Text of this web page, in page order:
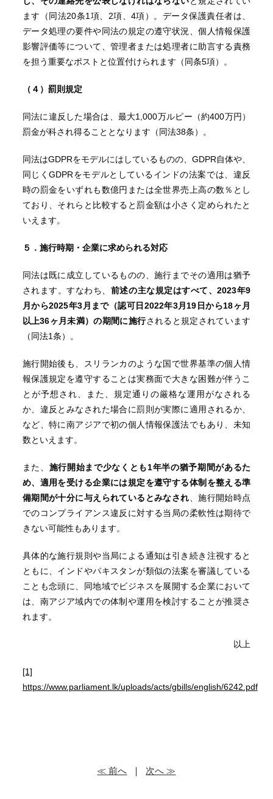
ます（同法20条1項、2項、4項）。データ保護責任者は、
データ処理の要件や同法の規定の遵守状況、個人情報保護
影響評価等について、管理者または処理者に助言する責務
を担う重要なポストと位置付けられます（同条5項）。
（４）罰則規定
同法に違反した場合は、最大1,000万ルピー（約400万円）
罰金が科され得ることとなります（同法38条）。
同法はGDPRをモデルにはしているものの、GDPR自体や、
同じくGDPRをモデルとしているインドの法案では、違反
時の罰金をいずれも数億円または全世界売上高の数％とし
ており、それらと比較すると罰金額は小さく定められたと
いえます。
５．施行時期・企業に求められる対応
同法は既に成立しているものの、施行までその適用は猶予
されます。すなわち、 前述の主な規定はすべて、2023年9
月から2025年3月まで（認可日2022年3月19日から18ヶ月
以上36ヶ月未満）の期間に施行されると規定されています
（同法1条）。
施行開始後も、スリランカのような国で世界基準の個人情
報保護規定を遵守することは実務面で大きな困難が伴うこ
とが予想され、また、規定通りの厳格な運用がなされる
か、違反とみなされた場合に罰則が実際に適用されるか、
など、特に南アジアで初の個人情報保護法でもあり、未知
数といえます。
また、 施行開始まで少なくとも1年半の猶予期間があるた
め、適用を受ける企業には規定を遵守する体制を整える準
備期間が十分に与えられているとみなされ 、施行開始時点
でのコンプライアンス違反に対する当局の柔軟性は期待で
きない可能性もあります。
具体的な施行規則や当局による通知は引き続き注視すると
ともに、インドやパキスタンが類似の法案を審議している
ことも念頭に、同地域でビジネスを展開する企業において
は、南アジア域内での体制や運用を検討することが推奨さ
れます。
以上
[1]
https://www.parliament.lk/uploads/acts/gbills/english/6242.pdf
≪ 前へ ｜ 次へ ≫